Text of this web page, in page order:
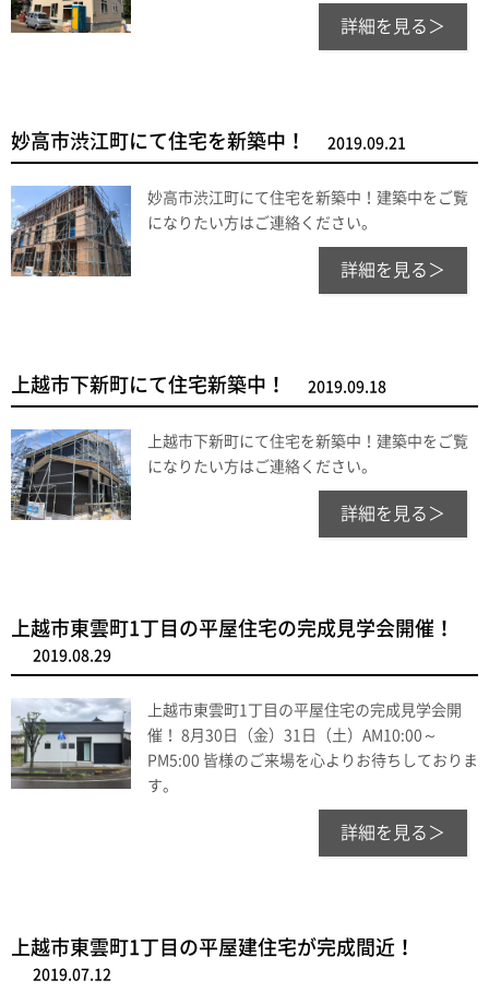
詳細を見る＞
妙高市渋江町にて住宅を新築中！ 2019.09.21
妙高市渋江町にて住宅を新築中！建築中をご覧
になりたい方はご連絡ください。
詳細を見る＞
上越市下新町にて住宅新築中！ 2019.09.18
上越市下新町にて住宅を新築中！建築中をご覧
になりたい方はご連絡ください。
詳細を見る＞
上越市東雲町1丁目の平屋住宅の完成見学会開催！
2019.08.29
上越市東雲町1丁目の平屋住宅の完成見学会開
催！ 8月30日（金）31日（土）AM10:00～
PM5:00 皆様のご来場を心よりお待ちしておりま
す。
詳細を見る＞
上越市東雲町1丁目の平屋建住宅が完成間近！
2019.07.12